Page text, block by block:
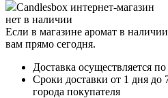
Candlesbox интернет-магазин
нет в наличии
Если в магазине аромат в
вам прямо сегодня.
Доставка осуществляется
Сроки доставки от 1 дня до
города покупателя